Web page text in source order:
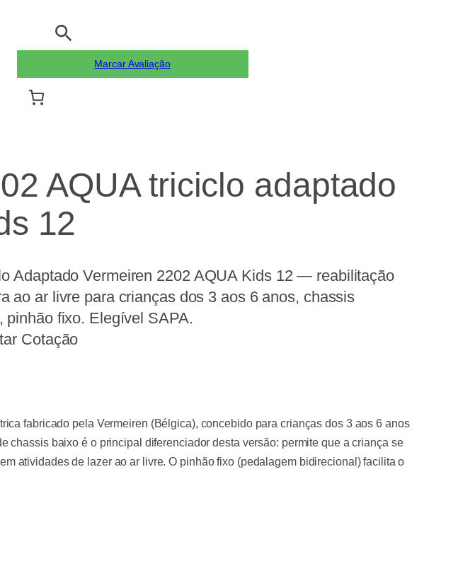
Marcar Avaliação
AQUA triciclo adaptado
12
Adaptado Vermeiren 2202 AQUA Kids 12 — reabilitação
ao ar livre para crianças dos 3 aos 6 anos, chassis
pinhão fixo. Elegível SAPA.
Cotação
fabricado pela Vermeiren (Bélgica), concebido para crianças dos 3 aos 6 anos
baixo é o principal diferenciador desta versão: permite que a criança se
atividades de lazer ao ar livre. O pinhão fixo (pedalagem bidirecional) facilita o